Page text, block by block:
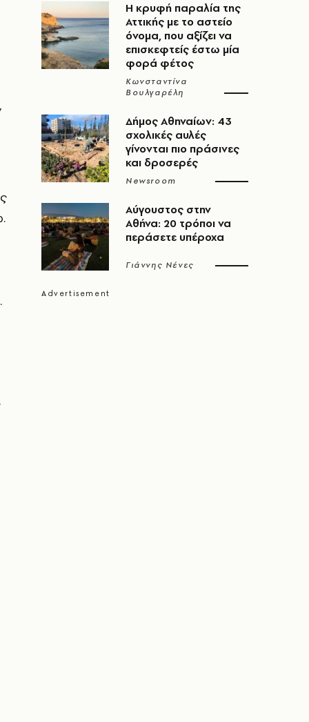
Η κρυφή παραλία της
Αττικής με το αστείο
όνομα, που αξίζει να
επισκεφτείς έστω μία
φορά φέτος
Κωνσταντίνα
Βουλγαρέλη
Δήμος Αθηναίων: 43
σχολικές αυλές
γίνονται πιο πράσινες
και δροσερές
Newsroom
Αύγουστος στην
Αθήνα: 20 τρόποι να
περάσετε υπέροχα
Γιάννης Νένες